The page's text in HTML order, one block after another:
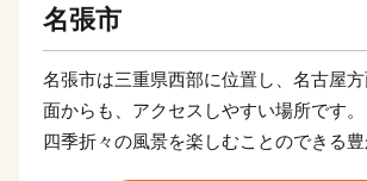
名張市
名張市は三重県西部に位置し、名古屋
面からも、アクセスしやすい場所です。
四季折々の風景を楽しむことのできる